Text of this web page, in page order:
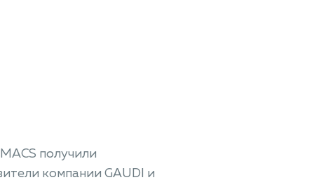
получили
компании GAUDI и